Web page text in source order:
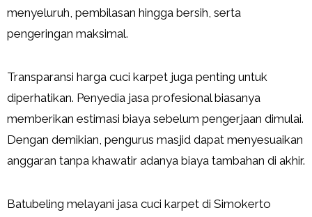
menyeluruh, pembilasan hingga bersih, serta
pengeringan maksimal.
Transparansi harga cuci karpet juga penting untuk
diperhatikan. Penyedia jasa profesional biasanya
memberikan estimasi biaya sebelum pengerjaan dimulai.
Dengan demikian, pengurus masjid dapat menyesuaikan
anggaran tanpa khawatir adanya biaya tambahan di akhir.
Batubeling melayani jasa cuci karpet di Simokerto